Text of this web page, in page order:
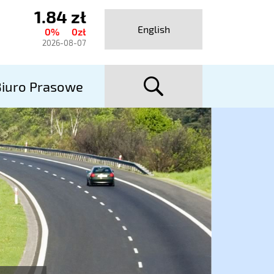
Aktualny
1.84 zł
0% 0zł
2026-08-07
English
Prasowe